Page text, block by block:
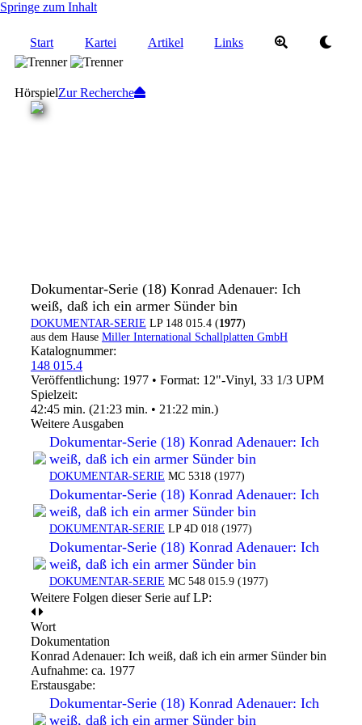
Springe zum Inhalt
Start Kartei Artikel Links
HörspielZur Recherche
Dokumentar-Serie (18) Konrad Adenauer: Ich
weiß, daß ich ein armer Sünder bin
DOKUMENTAR-SERIE LP 148 015.4 (1977)
aus dem Hause Miller International Schallplatten GmbH
Katalognummer:
148 015.4
Veröffentlichung: 1977• Format: 12"-Vinyl, 33 1/3 UPM
Spielzeit:
42:45 min. (21:23 min. • 21:22 min.)
Weitere Ausgaben
Dokumentar-Serie (18) Konrad Adenauer: Ich
weiß, daß ich ein armer Sünder bin
DOKUMENTAR-SERIE MC 5318 (1977)
Dokumentar-Serie (18) Konrad Adenauer: Ich
weiß, daß ich ein armer Sünder bin
DOKUMENTAR-SERIE LP 4D 018 (1977)
Dokumentar-Serie (18) Konrad Adenauer: Ich
weiß, daß ich ein armer Sünder bin
DOKUMENTAR-SERIE MC 548 015.9 (1977)
Weitere Folgen dieser Serie auf LP:
Wort
Dokumentation
Konrad Adenauer: Ich weiß, daß ich ein armer Sünder bin
Aufnahme: ca. 1977
Erstausgabe:
Dokumentar-Serie (18) Konrad Adenauer: Ich
weiß, daß ich ein armer Sünder bin